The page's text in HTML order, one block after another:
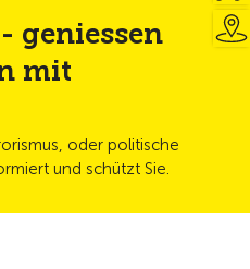
geniessen
mit
oder politische
und schützt Sie.